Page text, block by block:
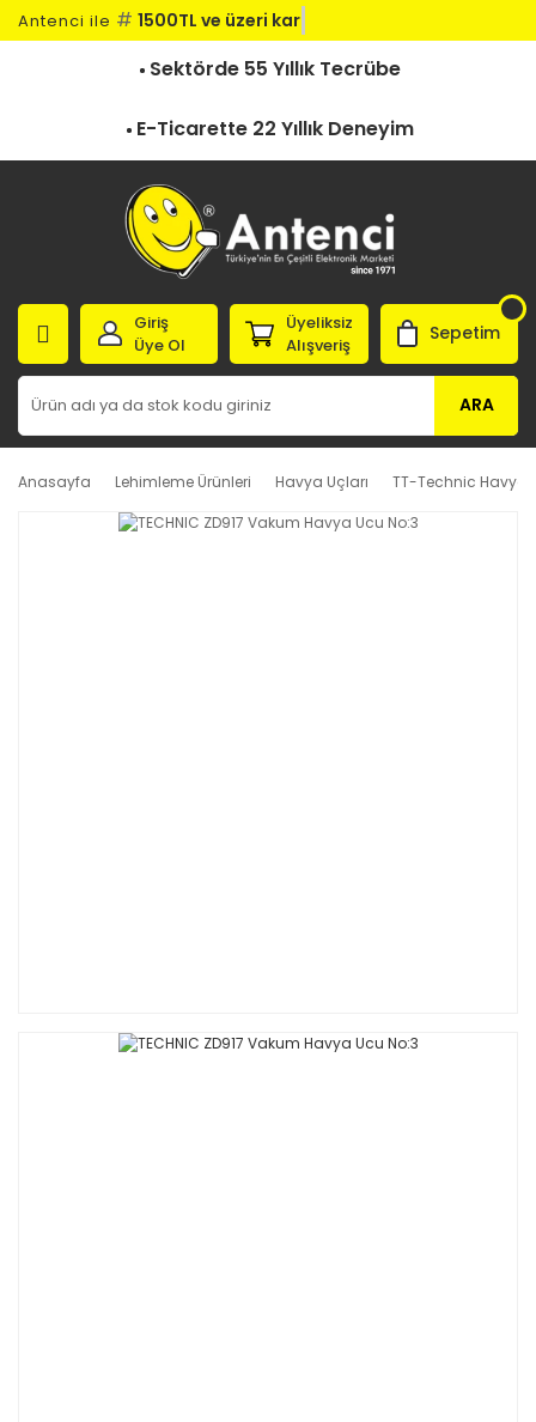
Antenci ile # 1500TL ve üzeri kargo
Sektörde 55 Yıllık Tecrübe
E-Ticarette 22 Yıllık Deneyim
ARA
Giriş
Üye Ol
Üyeliksiz
Alışveriş
Sepetim
Anasayfa Lehimleme Ürünleri Havya Uçları TT-Technic Havya